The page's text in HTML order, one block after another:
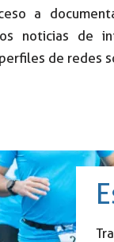
a
noticias de
de redes